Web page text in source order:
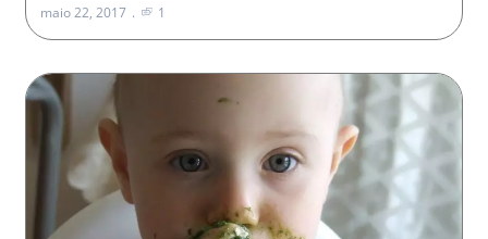
maio 22, 2017 1